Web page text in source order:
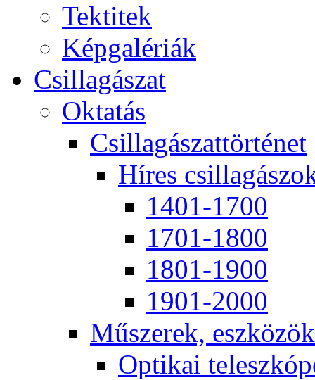
Tek­ti­tek
Kép­ga­lé­ri­ák
Csil­la­gá­szat
Ok­ta­tás
Csil­la­gá­szat­tör­té­net
Hí­res
1401-1700
1701-1800
1801-1900
1901-2000
Mű­sze­rek, esz­kö­zök
Op­ti­kai